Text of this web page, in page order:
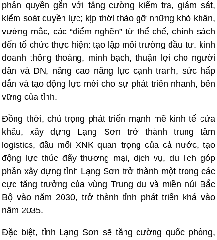
phân quyền gắn với tăng cường kiểm tra, giám sát,
kiểm soát quyền lực; kịp thời tháo gỡ những khó khăn,
vướng mắc, các “điểm nghẽn” từ thể chế, chính sách
đến tổ chức thực hiện; tạo lập môi trường đầu tư, kinh
doanh thông thoáng, minh bạch, thuận lợi cho người
dân và DN, nâng cao năng lực cạnh tranh, sức hấp
dẫn và tạo động lực mới cho sự phát triển nhanh, bền
vững của tỉnh.
Đồng thời, chú trọng phát triển mạnh mẽ kinh tế cửa
khẩu, xây dựng Lạng Sơn trở thành trung tâm
logistics, đầu mối XNK quan trọng của cả nước, tạo
động lực thúc đẩy thương mại, dịch vụ, du lịch góp
phần xây dựng tỉnh Lạng Sơn trở thành một trong các
cực tăng trưởng của vùng Trung du và miền núi Bắc
Bộ vào năm 2030, trở thành tỉnh phát triển khá vào
năm 2035.
Đặc biệt, tỉnh Lạng Sơn sẽ tăng cường quốc phòng,